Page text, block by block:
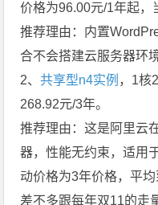
价格为96.00元/1年起，
推荐理由：内置
合不会搭建云服务器环
2、共享型n4实例 ，1核
268.92元/3年。
推荐理由：这是阿里云
器，性能无约束，适用
动价格为3年价格，平
差不多跟每年双11的走